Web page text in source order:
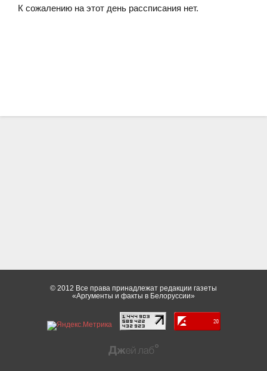
К сожалению на этот день рассписания нет.
© 2012 Все права принадлежат редакции газеты
«Аргументы и факты в Белоруссии»